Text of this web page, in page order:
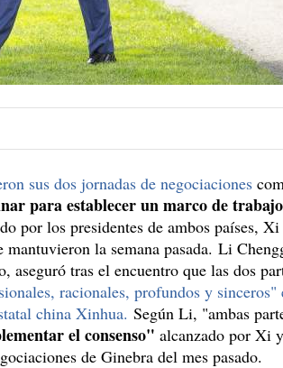
sus dos jornadas de negociaciones
para establecer un marco de
por los presidentes de ambos países,
la semana pasada. Li
aseguró tras el encuentro que las dos
racionales, profundos y sinceros"
china Xinhua. Según Li, "ambas
el consenso" alcanzado por Xi
de Ginebra del mes pasado.